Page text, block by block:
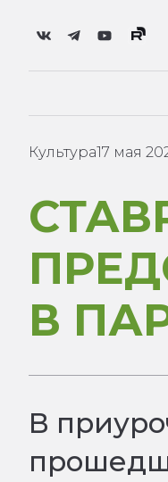
Культура17 мая
В
В